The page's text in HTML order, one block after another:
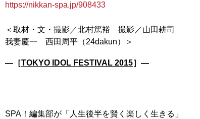
https://nikkan-spa.jp/908433
＜取材・文・撮影／北村篤裕 撮影／山田耕司
―［TOKYO IDOL FESTIVAL 2015］―
SPA！編集部が「人生後半を賢く楽しく生きる」